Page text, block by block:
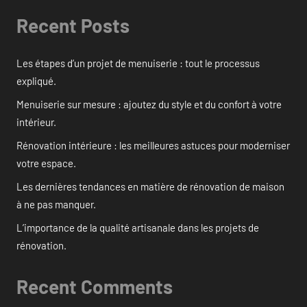
Recent Posts
Les étapes d’un projet de menuiserie : tout le processus
expliqué.
Menuiserie sur mesure : ajoutez du style et du confort à votre
intérieur.
Rénovation intérieure : les meilleures astuces pour moderniser
votre espace.
Les dernières tendances en matière de rénovation de maison
à ne pas manquer.
L’importance de la qualité artisanale dans les projets de
rénovation.
Recent Comments